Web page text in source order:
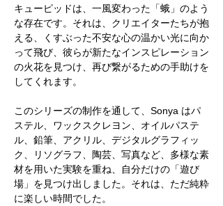
キューピッドは、一風変わった「蛾」のよう
な存在です。それは、クリエイターたちが抱
える、くすぶった不安な心の温かい光に向か
って飛び、彼らが新たなインスピレーション
の火花を見つけ、再び繋がるための手助けを
してくれます。
このシリーズの制作を通して、Sonya はパ
ステル、ワックスクレヨン、オイルパステ
ル、鉛筆、アクリル、デジタルグラフィッ
ク、リソグラフ、陶芸、写真など、多様な素
材を用いた実験を重ね、自分だけの「遊び
場」を見つけ出しました。それは、ただ純粋
に楽しい時間でした。